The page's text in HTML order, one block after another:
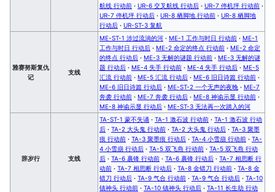
航线 行动前 · UR-6 交叉航线 行动后 · UR-7 停机坪 行动前 ·
UR-7 停机坪 行动后 · UR-8 栖脚地 行动前 · UR-8 栖脚地
行动后 · UR-ST-3 复航
雅赛努斯复仇
记
支线
ME-ST-1 涉过流淌的河 · ME-1 工作与时日 行动前 · ME-1
工作与时日 行动后 · ME-2 命定的终点 行动前 · ME-2 命定
的终点 行动后 · ME-3 无解的谜题 行动前 · ME-3 无解的谜
题 行动后 · ME-4 失手 行动前 · ME-4 失手 行动后 · ME-5
汇流 行动前 · ME-5 汇流 行动后 · ME-6 旧日诗篇 行动前 ·
ME-6 旧日诗篇 行动后 · ME-ST-2 一个无声的夜晚 · ME-7
奔袭 行动前 · ME-7 奔袭 行动后 · ME-8 神谕示显 行动前 ·
ME-8 神谕示显 行动后 · ME-ST-3 无法再一次踏入的河
辞岁行 支线
TA-ST-1 蒙不失诵 · TA-1 激石波 行动前 · TA-1 激石波 行动
后 · TA-2 大头鬼 行动前 · TA-2 大头鬼 行动后 · TA-3 聚墨
痕 行动前 · TA-3 聚墨痕 行动后 · TA-4 小雪崩 行动前 · TA-
4 小雪崩 行动后 · TA-5 双飞燕 行动前 · TA-5 双飞燕 行动
后 · TA-6 裹锋 行动前 · TA-6 裹锋 行动后 · TA-7 相思断 行
动前 · TA-7 相思断 行动后 · TA-8 金错刀 行动前 · TA-8 金
错刀 行动后 · TA-9 气合 行动前 · TA-9 气合 行动后 · TA-10
镇神头 行动前 · TA-10 镇神头 行动后 · TA-11 长生劫 行动